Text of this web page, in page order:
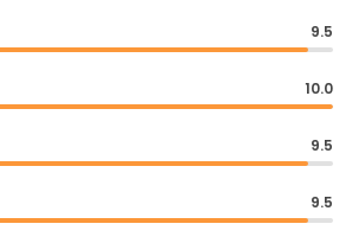
9.5
10.0
9.5
9.5